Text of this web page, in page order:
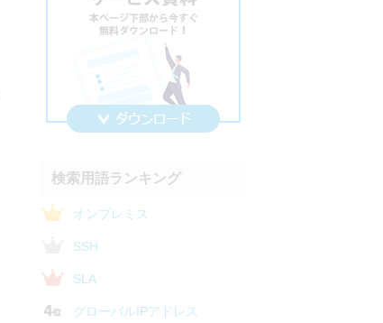
検索用語ランキング
オンプレミス
SSH
SLA
グローバルIPアドレス